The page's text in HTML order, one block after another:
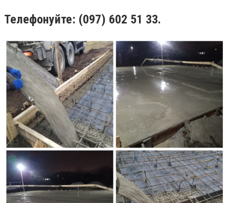
Телефонуйте: (097) 602 51 33.